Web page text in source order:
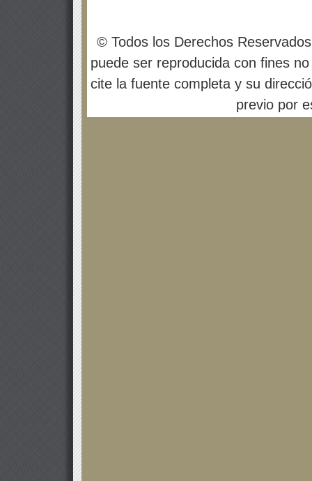
© Todos los Derechos
puede ser reproducida con fines
cite la fuente completa y su
previo por